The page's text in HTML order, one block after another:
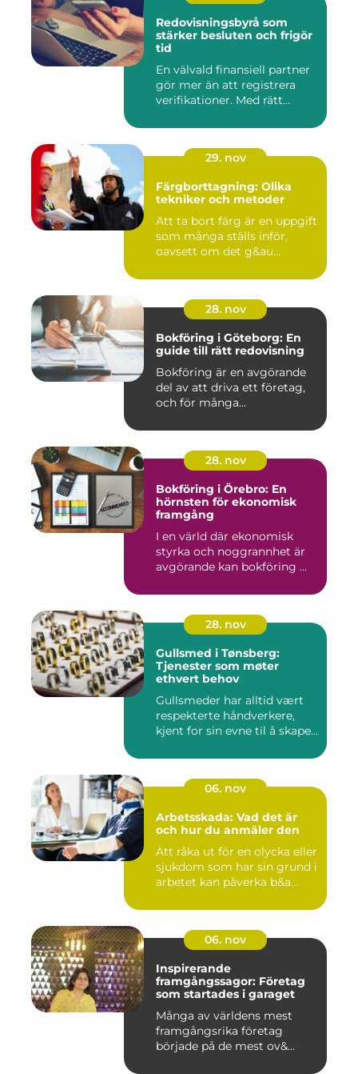
Redovisningsbyrå som
stärker besluten och frigör
tid
En välvald finansiell partner
gör mer än att registrera
verifikationer. Med rätt...
29. nov
Färgborttagning: Olika
tekniker och metoder
Att ta bort färg är en uppgift
som många ställs inför,
oavsett om det g&au...
28. nov
Bokföring i Göteborg: En
guide till rätt redovisning
Bokföring är en avgörande
del av att driva ett företag,
och för många...
28. nov
Bokföring i Örebro: En
hörnsten för ekonomisk
framgång
I en värld där ekonomisk
styrka och noggrannhet är
avgörande kan bokföring ...
28. nov
Gullsmed i Tønsberg:
Tjenester som møter
ethvert behov
Gullsmeder har alltid vært
respekterte håndverkere,
kjent for sin evne til å skape...
06. nov
Arbetsskada: Vad det är
och hur du anmäler den
Att råka ut för en olycka eller
sjukdom som har sin grund i
arbetet kan påverka b&a...
06. nov
Inspirerande
framgångssagor: Företag
som startades i garaget
Många av världens mest
framgångsrika företag
började på de mest ov&...